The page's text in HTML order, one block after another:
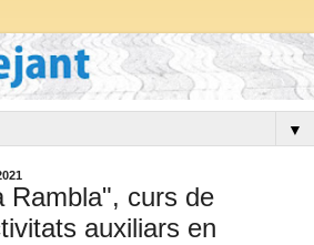
▼
Rambla", curs de
auxiliars en